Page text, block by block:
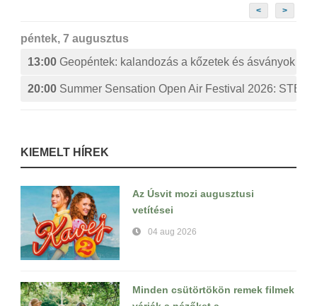
< >
péntek, 7 augusztus
13:00 Geopéntek: kalandozás a kőzetek és ásványok
20:00 Summer Sensation Open Air Festival 2026:
KIEMELT HÍREK
Az Úsvit mozi augusztusi
vetítései
04 aug 2026
Minden csütörtökön remek filmek